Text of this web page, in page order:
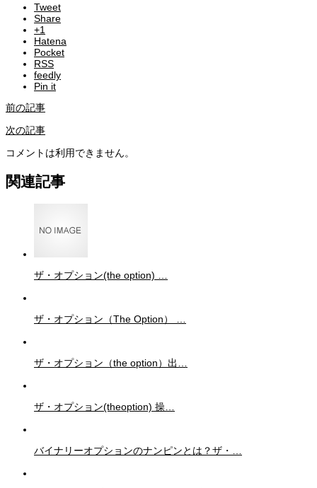
Tweet
Share
+1
Hatena
Pocket
RSS
feedly
Pin it
前の記事
次の記事
コメントは利用できません。
関連記事
ザ・オプション(the option) …
ザ・オプション（The Option） …
ザ・オプション（the option）出…
ザ・オプション(theoption) 操…
バイナリーオプションのナンピンとは？ザ・…